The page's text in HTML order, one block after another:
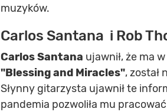
muzyków.
Carlos Santana i Rob
Carlos Santana ujawnił, że ma
"Blessing and Miracles", został
Słynny gitarzysta ujawnił te
pandemia pozwoliła mu